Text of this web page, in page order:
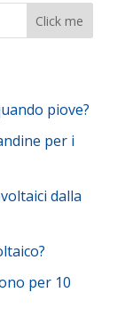
piove?
per i
dalla
per 10